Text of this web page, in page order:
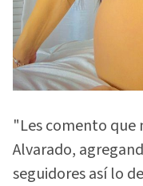
"Les comento que
Alvarado,
seguidores así lo